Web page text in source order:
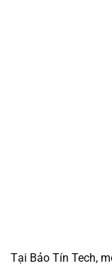
Tại Bảo Tín Tech,